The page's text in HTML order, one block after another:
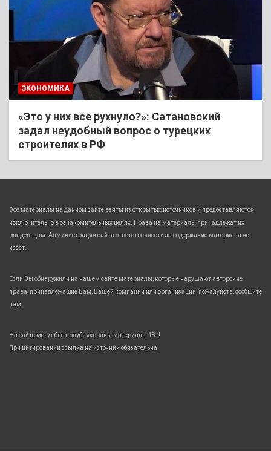
ЭКОНОМИКА
«Это у них все рухнуло?»: Сатановский
задал неудобный вопрос о турецких
строителях в РФ
Все материалы на данном сайте взяты из открытых источников и предоставляются
исключительно в ознакомительных целях. Права на материалы принадлежат их
владельцам. Администрация сайта ответственности за содержание материала не
несет.
Если Вы обнаружили на нашем сайте материалы, которые нарушают авторские
права, принадлежащие Вам, Вашей компании или организации, пожалуйста, сообщите
нам.
На сайте могут быть опубликованы материалы 18+!
При цитировании ссылка на источник обязательна.